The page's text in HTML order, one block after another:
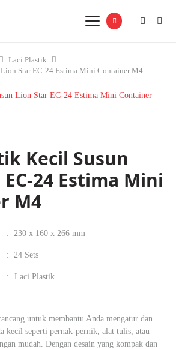
Laci Plastik
Star EC-24 Estima Mini Container M4
Kecil Susun
24 Estima Mini
M4
: 230 x 160 x 266 mm
: 24 Sets
: Laci Plastik
untuk membantu Anda mengatur dan
kecil seperti pernak-pernik, alat tulis, atau
mudah. Dengan desain yang kompak dan